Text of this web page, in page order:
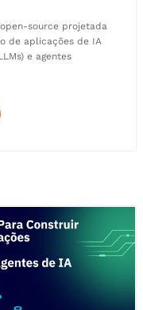
source projetada
de aplicações de IA
e agentes